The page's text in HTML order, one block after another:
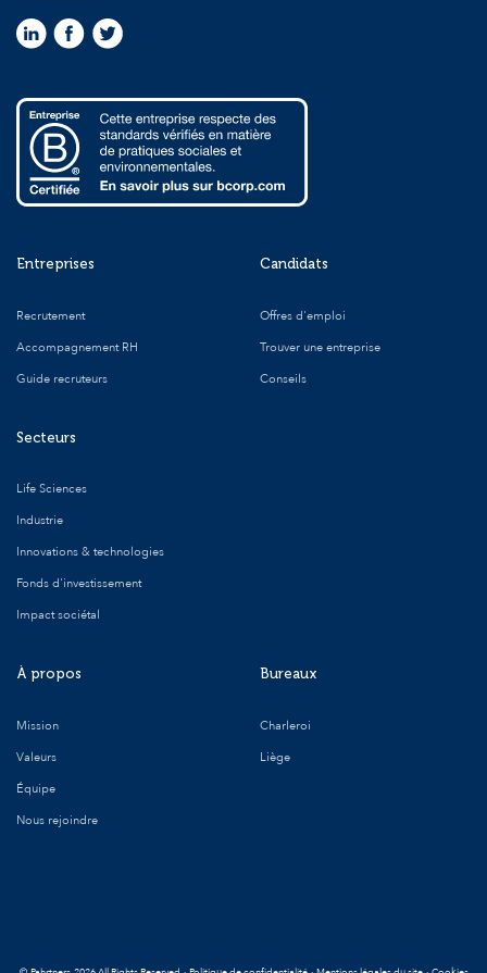
Entreprises
Recrutement
Accompagnement RH
Guide recruteurs
Secteurs
Life Sciences
Industrie
Innovations & technologies
Fonds d'investissement
Impact sociétal
Candidats
Offres d'emploi
Trouver une entreprise
Conseils
À propos
Mission
Valeurs
Équipe
Nous rejoindre
Bureaux
Charleroi
Liège